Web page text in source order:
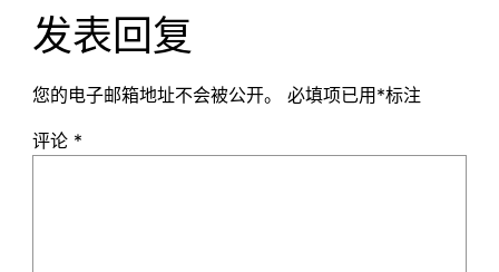
发表回复
您的电子邮箱地址不会被公开。 必填项已用 *标注
评论 *